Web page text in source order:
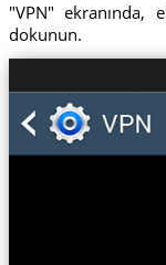
"VPN" ekranında,
dokunun.